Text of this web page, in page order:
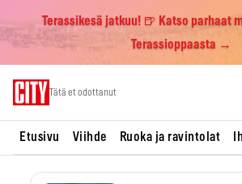
Terassikesä jatkuu! 🍺 Katso parhaat
Terassioppaasta →
Tätä et odottanut
Etusivu Viihde Ruoka ja ravintolat